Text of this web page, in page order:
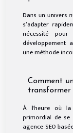
Dans un univers
s’adapter
nécessité
développement
une méthode
Comment
transformer
À l'heure où la
primordial de se
agence SEO